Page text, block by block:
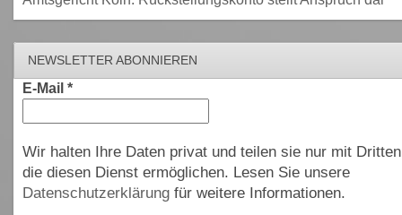
NEWSLETTER ABONNIEREN
E-Mail *
Wir halten Ihre Daten privat und teilen sie nur mit
die diesen Dienst ermöglichen. Lesen Sie unsere
Datenschutzerklärungfür weitere Informationen.